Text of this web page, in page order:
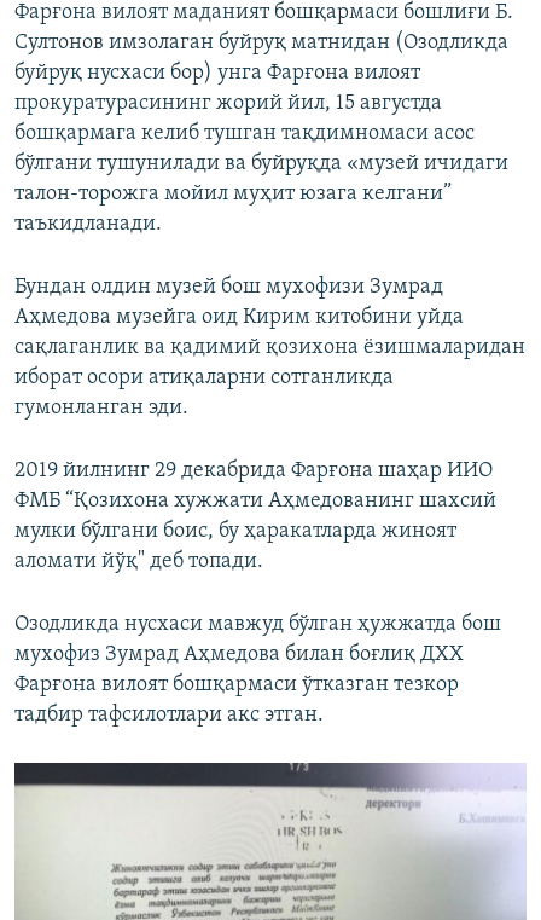
Фарғона вилоят маданият бошқармаси бошлиғи Б.
Султонов имзолаган буйруқ матнидан (Озодликда
буйруқ нусхаси бор) унга Фарғона вилоят
прокуратурасининг жорий йил, 15 августда
бошқармага келиб тушган тақдимномаси асос
бўлгани тушунилади ва буйруқда «музей ичидаги
талон-торожга мойил муҳит юзага келгани”
таъкидланади.
Бундан олдин музей бош мухофизи Зумрад
Аҳмедова музейга оид Кирим китобини уйда
сақлаганлик ва қадимий қозихона ëзишмаларидан
иборат осори атиқаларни сотганликда
гумонланган эди.
2019 йилнинг 29 декабрида Фарғона шаҳар ИИО
ФМБ “Қозихона хужжати Аҳмедованинг шахсий
мулки бўлгани боис, бу ҳаракатларда жиноят
аломати йўқ" деб топади.
Озодликда нусхаси мавжуд бўлган ҳужжатда бош
мухофиз Зумрад Аҳмедова билан боғлиқ ДХХ
Фарғона вилоят бошқармаси ўтказган тезкор
тадбир тафсилотлари акс этган.